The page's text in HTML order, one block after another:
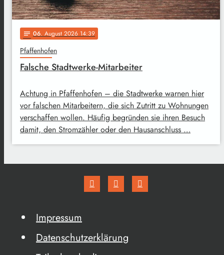
notes 06. August 2026 14:39
Pfaffenhofen
Falsche Stadtwerke-Mitarbeiter
Achtung in Pfaffenhofen – die Stadtwerke warnen hier
vor falschen Mitarbeitern, die sich Zutritt zu Wohnungen
verschaffen wollen. Häufig begründen sie ihren Besuch
damit, den Stromzähler oder den Hausanschluss …
Impressum
Datenschutzerklärung